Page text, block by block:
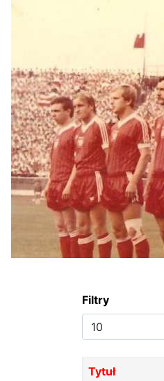
Filtry
Pokaż
#
Tytuł